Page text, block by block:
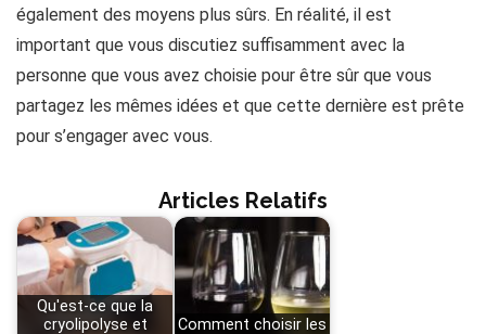
également des moyens plus sûrs. En réalité, il est
important que vous discutiez suffisamment avec la
personne que vous avez choisie pour être sûr que vous
partagez les mêmes idées et que cette dernière est prête
pour s’engager avec vous.
Articles Relatifs
Qu'est-ce que la
cryolipolyse et
Comment choisir les